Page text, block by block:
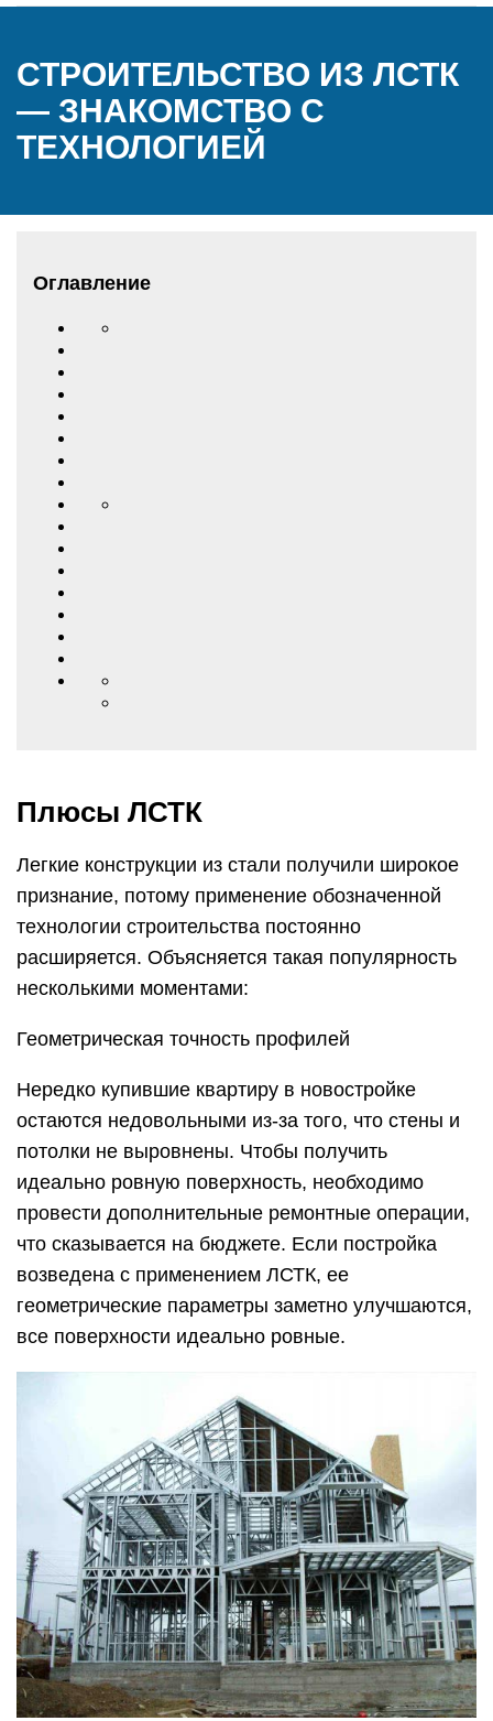
СТРОИТЕЛЬСТВО ИЗ ЛСТК
— ЗНАКОМСТВО С
ТЕХНОЛОГИЕЙ
Оглавление
Плюсы ЛСТК
Легкие конструкции из стали получили широкое
признание, потому применение обозначенной
технологии строительства постоянно
расширяется. Объясняется такая популярность
несколькими моментами:
Геометрическая точность профилей
Нередко купившие квартиру в новостройке
остаются недовольными из-за того, что стены и
потолки не выровнены. Чтобы получить
идеально ровную поверхность, необходимо
провести дополнительные ремонтные операции,
что сказывается на бюджете. Если постройка
возведена с применением ЛСТК, ее
геометрические параметры заметно улучшаются,
все поверхности идеально ровные.